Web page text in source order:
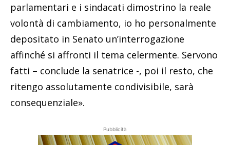
parlamentari e i sindacati dimostrino la reale
volontà di cambiamento, io ho personalmente
depositato in Senato un’interrogazione
affinché si affronti il tema celermente. Servono
fatti – conclude la senatrice -, poi il resto, che
ritengo assolutamente condivisibile, sarà
consequenziale».
Pubblicità